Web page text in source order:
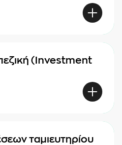
(Investment
ταμιευτηρίου